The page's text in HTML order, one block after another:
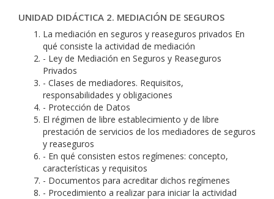
UNIDAD DIDÁCTICA 2. MEDIACIÓN DE SEGUROS
La mediación en seguros y reaseguros privados En
qué consiste la actividad de mediación
- Ley de Mediación en Seguros y Reaseguros
Privados
- Clases de mediadores. Requisitos,
responsabilidades y obligaciones
- Protección de Datos
El régimen de libre establecimiento y de libre
prestación de servicios de los mediadores de seguros
y reaseguros
- En qué consisten estos regímenes: concepto,
características y requisitos
- Documentos para acreditar dichos regímenes
- Procedimiento a realizar para iniciar la actividad